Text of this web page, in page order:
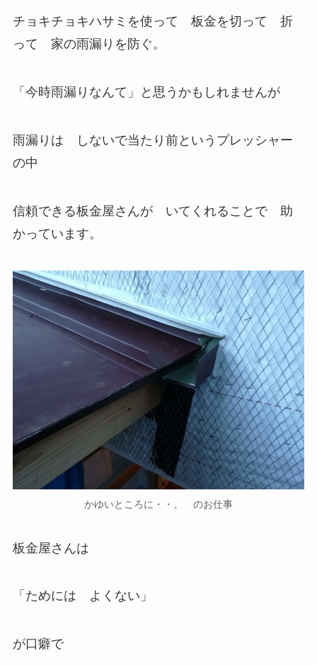
チョキチョキハサミを使って 板金を切って 折
って 家の雨漏りを防ぐ。
「今時雨漏りなんて」と思うかもしれませんが
雨漏りは しないで当たり前というプレッシャー
の中
信頼できる板金屋さんが いてくれることで 助
かっています。
かゆいところに・・。 のお仕事
板金屋さんは
「ためには よくない」
が口癖で